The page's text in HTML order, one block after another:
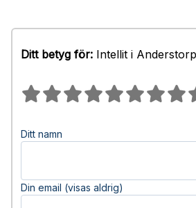
Ditt betyg för: Intellit i
Ditt namn
Din email (visas aldrig)